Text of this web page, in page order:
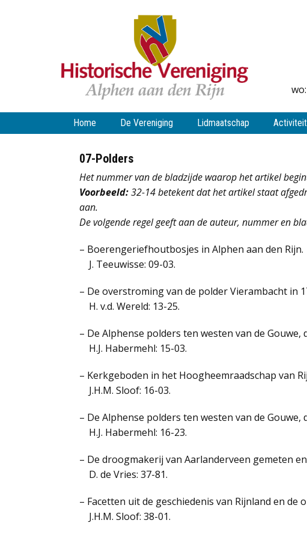
Home De Vereniging Lidmaatschap
07-Polders
Het nummer van de bladzijde waarop het artikel
Voorbeeld:32-14 betekent dat het artikel staat
aan.
De volgende regel geeft aan de auteur, nummer en
– Boerengeriefhoutbosjes in Alphen aan den Rijn.
J. Teeuwisse: 09-03.
– De overstroming van de polder Vierambacht in
H. v.d. Wereld: 13-25.
– De Alphense polders ten westen van de Gouwe,
H.J. Habermehl: 15-03.
– Kerkgeboden in het Hoogheemraadschap van
J.H.M. Sloof: 16-03.
– De Alphense polders ten westen van de Gouwe,
H.J. Habermehl: 16-23.
– De droogmakerij van Aarlanderveen gemeten
D. de Vries: 37-81.
– Facetten uit de geschiedenis van Rijnland en de
J.H.M. Sloof: 38-01.